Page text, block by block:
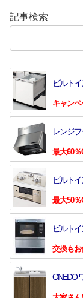
記事検索
ビルト
キャン
レンジ
最大60％
ビルト
最大50％
ビルト
交換もお
ONEDO